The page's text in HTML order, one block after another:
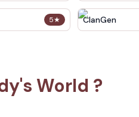
5★ ClanGen
World ?